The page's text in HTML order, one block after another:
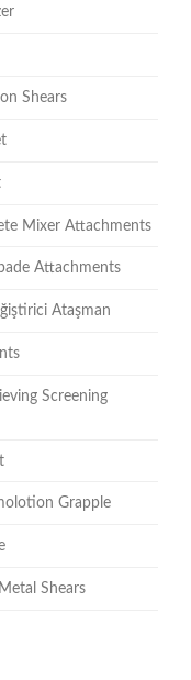
Shears
Mixer Attachments
Attachments
Ataşman
Screening
Grapple
Shears